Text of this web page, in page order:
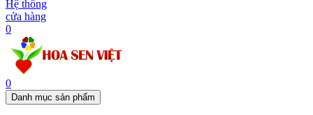
Hệ thống
cửa hàng
0
0
Danh mục sản phẩm